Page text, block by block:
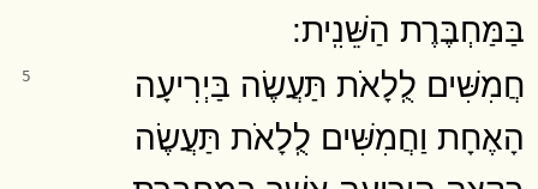
בַּמַּחְבֶּרֶת הַשֵּׁנִֽית ׃
5
חֲמִשִּׁים לֻֽלָאֹת תַּעֲשֶׂה בַּיְרִיעָה
הָאֶחָת וַחֲמִשִּׁים לֻֽלָאֹת תַּעֲשֶׂה